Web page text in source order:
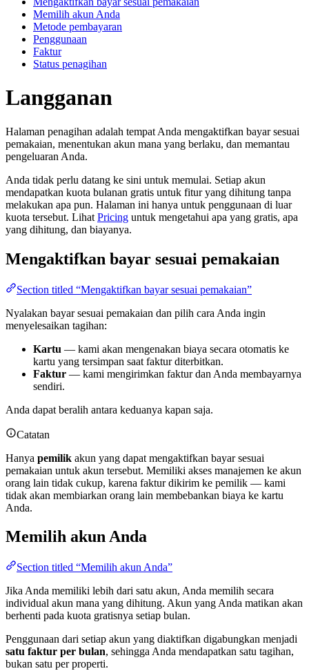
Memilih akun Anda
Metode pembayaran
Penggunaan
Faktur
Status penagihan
Langganan
Halaman penagihan adalah tempat Anda mengaktifkan bayar sesuai
pemakaian, menentukan akun mana yang berlaku, dan memantau
pengeluaran Anda.
Anda tidak perlu datang ke sini untuk memulai. Setiap akun
mendapatkan kuota bulanan gratis untuk fitur yang dihitung tanpa
melakukan apa pun. Halaman ini hanya untuk penggunaan di luar
kuota tersebut. Lihat Pricing untuk mengetahui apa yang gratis, apa
yang dihitung, dan biayanya.
Mengaktifkan bayar sesuai pemakaian
Section titled “Mengaktifkan bayar sesuai pemakaian”
Nyalakan bayar sesuai pemakaian dan pilih cara Anda ingin
menyelesaikan tagihan:
Kartu — kami akan mengenakan biaya secara otomatis ke
kartu yang tersimpan saat faktur diterbitkan.
Faktur — kami mengirimkan faktur dan Anda membayarnya
sendiri.
Anda dapat beralih antara keduanya kapan saja.
Catatan
Hanya pemilik akun yang dapat mengaktifkan bayar sesuai
pemakaian untuk akun tersebut. Memiliki akses manajemen ke akun
orang lain tidak cukup, karena faktur dikirim ke pemilik — kami
tidak akan membiarkan orang lain membebankan biaya ke kartu
Anda.
Memilih akun Anda
Section titled “Memilih akun Anda”
Jika Anda memiliki lebih dari satu akun, Anda memilih secara
individual akun mana yang dihitung. Akun yang Anda matikan akan
berhenti pada kuota gratisnya setiap bulan.
Penggunaan dari setiap akun yang diaktifkan digabungkan menjadi
satu faktur per bulan, sehingga Anda mendapatkan satu tagihan,
bukan satu per properti.